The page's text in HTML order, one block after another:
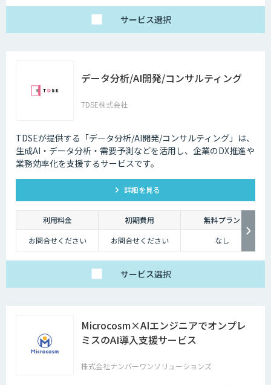
ます。低コストで問い合わせ対応の環境を整えられるという点は大きなメ
リットといえるでしょう。
くありません。その質問に毎回担当者が回答していくのは、決して効率的
とはいえないでしょう。その点、チャットボットであれば問い合わせ対応
を自動化できるため、従業員は他の業務へ力を注ぐことが可能になりま
・気軽に問い合わせできる
問い合わせの窓口が電話やメールのみの場合、問い合わせというアクショ
ンを面倒に感じてしまい、離脱してしまうユーザーも少なくありません。
その点、チャットボットであれば普段の友人とのチャットと同じ感覚で質
問することができます。また、「相手がロボット」という認識があるた
め、ユーザーもより気軽に問い合わせを行うことができるのです。
チャットボットは多種多様な業界で導入されており、様々なメリットをも
たらす存在です。近年は人手不足が深刻化しているため、多くの企業にと
ってチャットボットを活用して業務効率化するべく導入が進んでおりま
す。
サービス選択
データ分析/AI開発/コンサルティング
TDSE株式会社
TDSEが提供する「データ分析/AI開発/コンサルティング」は、
生成AI・データ分析・需要予測などを活用し、企業のDX推進や
業務効率化を支援するサービスです。
詳細を見る
利用料金 初期費用
無料プラン
お問合せください
お問合せください なし
サービス選択
Microcosm×AIエンジニアでオンプレ
ミスのAI導入支援サービス
株式会社ナンバーワンソリューションズ